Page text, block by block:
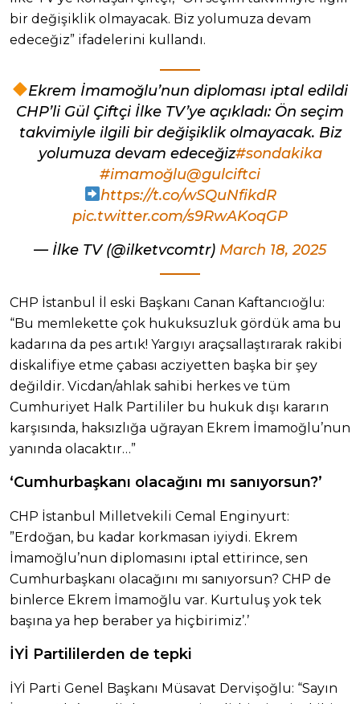
bir değişiklik olmayacak. Biz yolumuza devam
edeceğiz” ifadelerini kullandı.
Ekrem İmamoğlu’nun diploması iptal edildi
CHP’li Gül Çiftçi İlke TV’ye açıkladı: Ön seçim
takvimiyle ilgili bir değişiklik olmayacak. Biz
yolumuza devam edeceğiz#sondakika
#imamoğlu@gulciftci
https://t.co/wSQuNfikdR
pic.twitter.com/s9RwAKoqGP
— İlke TV (@ilketvcomtr) March 18, 2025
CHP İstanbul İl eski Başkanı Canan Kaftancıoğlu:
“Bu memlekette çok hukuksuzluk gördük ama bu
kadarına da pes artık! Yargıyı araçsallaştırarak rakibi
diskalifiye etme çabası acziyetten başka bir şey
değildir. Vicdan/ahlak sahibi herkes ve tüm
Cumhuriyet Halk Partililer bu hukuk dışı kararın
karşısında, haksızlığa uğrayan Ekrem İmamoğlu’nun
yanında olacaktır…”
‘Cumhurbaşkanı olacağını mı sanıyorsun?’
CHP İstanbul Milletvekili Cemal Enginyurt:
”Erdoğan, bu kadar korkmasan iyiydi. Ekrem
İmamoğlu’nun diplomasını iptal ettirince, sen
Cumhurbaşkanı olacağını mı sanıyorsun? CHP de
binlerce Ekrem İmamoğlu var. Kurtuluş yok tek
başına ya hep beraber ya hiçbirimiz’.’
İYİ Partililerden de tepki
İYİ Parti Genel Başkanı Müsavat Dervişoğlu: “Sayın